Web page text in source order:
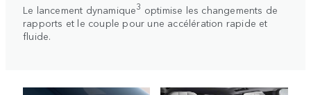
Le lancement dynamique3 optimise les changements de
rapports et le couple pour une accélération rapide et
fluide.